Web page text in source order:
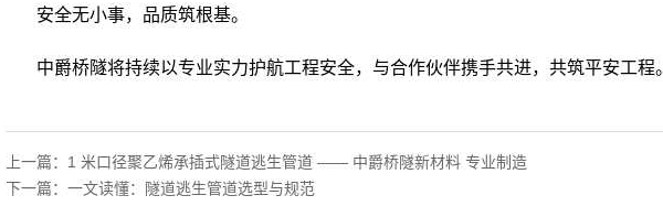
安全无小事，品质筑根基。
中爵桥隧将持续以专业实力护航工程安全，与合作伙伴携手共进，共筑平安工程。
上一篇： 1 米口径聚乙烯承插式隧道逃生管道 —— 中爵桥隧新材料 专业制造
下一篇： 一文读懂：隧道逃生管道选型与规范